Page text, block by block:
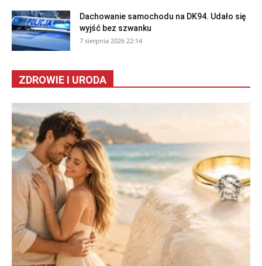
Dachowanie samochodu na DK94. Udało się
wyjść bez szwanku
7 sierpnia 2026 22:14
ZDROWIE I URODA